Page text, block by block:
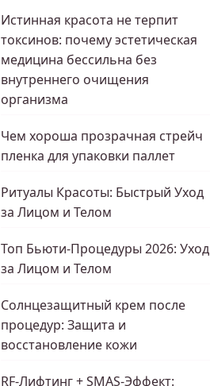
Истинная красота не терпит
токсинов: почему эстетическая
медицина бессильна без
внутреннего очищения
организма
Чем хороша прозрачная стрейч
пленка для упаковки паллет
Ритуалы Красоты: Быстрый Уход
за Лицом и Телом
Топ Бьюти-Процедуры 2026: Уход
за Лицом и Телом
Солнцезащитный крем после
процедур: Защита и
восстановление кожи
RF-Лифтинг + SMAS-Эффект: